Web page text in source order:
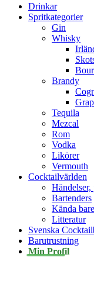
Drinkar
Spritkategorier
Gin
Whisky
Brandy
Tequila
Mezcal
Rom
Vodka
Likörer
Vermouth
Cocktailvärlden
Händelser,
Bartenders
Kända
Litteratur
Svenska
Barutrustning
Min Profil